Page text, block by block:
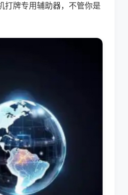
打牌专用辅助器，不管你是